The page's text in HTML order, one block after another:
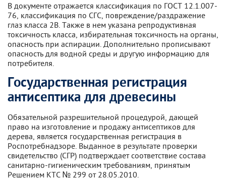
В документе отражается классификация по ГОСТ 12.1.007-
76, классификация по СГС, повреждение/раздражение
глаз класса 2В. Также в нем указана репродуктивная
токсичность класса, избирательная токсичность на органы,
опасность при аспирации. Дополнительно прописывают
опасность для водной среды и другую информацию для
потребителя.
Государственная регистрация
антисептика для древесины
Обязательной разрешительной процедурой, дающей
право на изготовление и продажу антисептиков для
дерева, является государственная регистрация в
Роспотребнадзоре. Выданное в результате проверки
свидетельство (СГР) подтверждает соответствие состава
санитарно-гигиеническим требованиям, принятым
Решением КТС № 299 от 28.05.2010.